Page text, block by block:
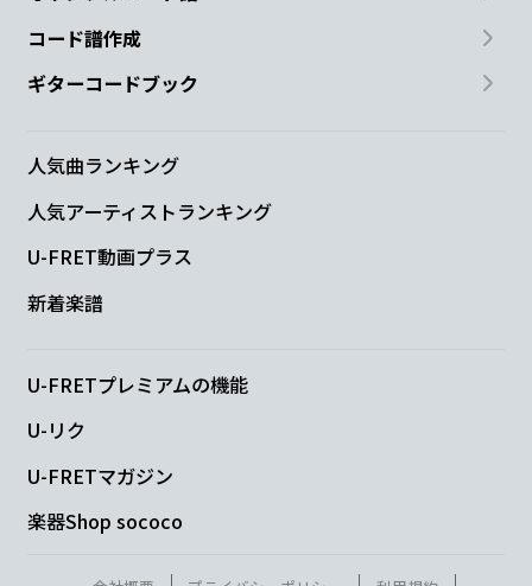
コード譜作成
ギターコードブック
人気曲ランキング
人気アーティストランキング
U-FRET動画プラス
新着楽譜
U-FRETプレミアムの機能
U-リク
U-FRETマガジン
楽器Shop sococo